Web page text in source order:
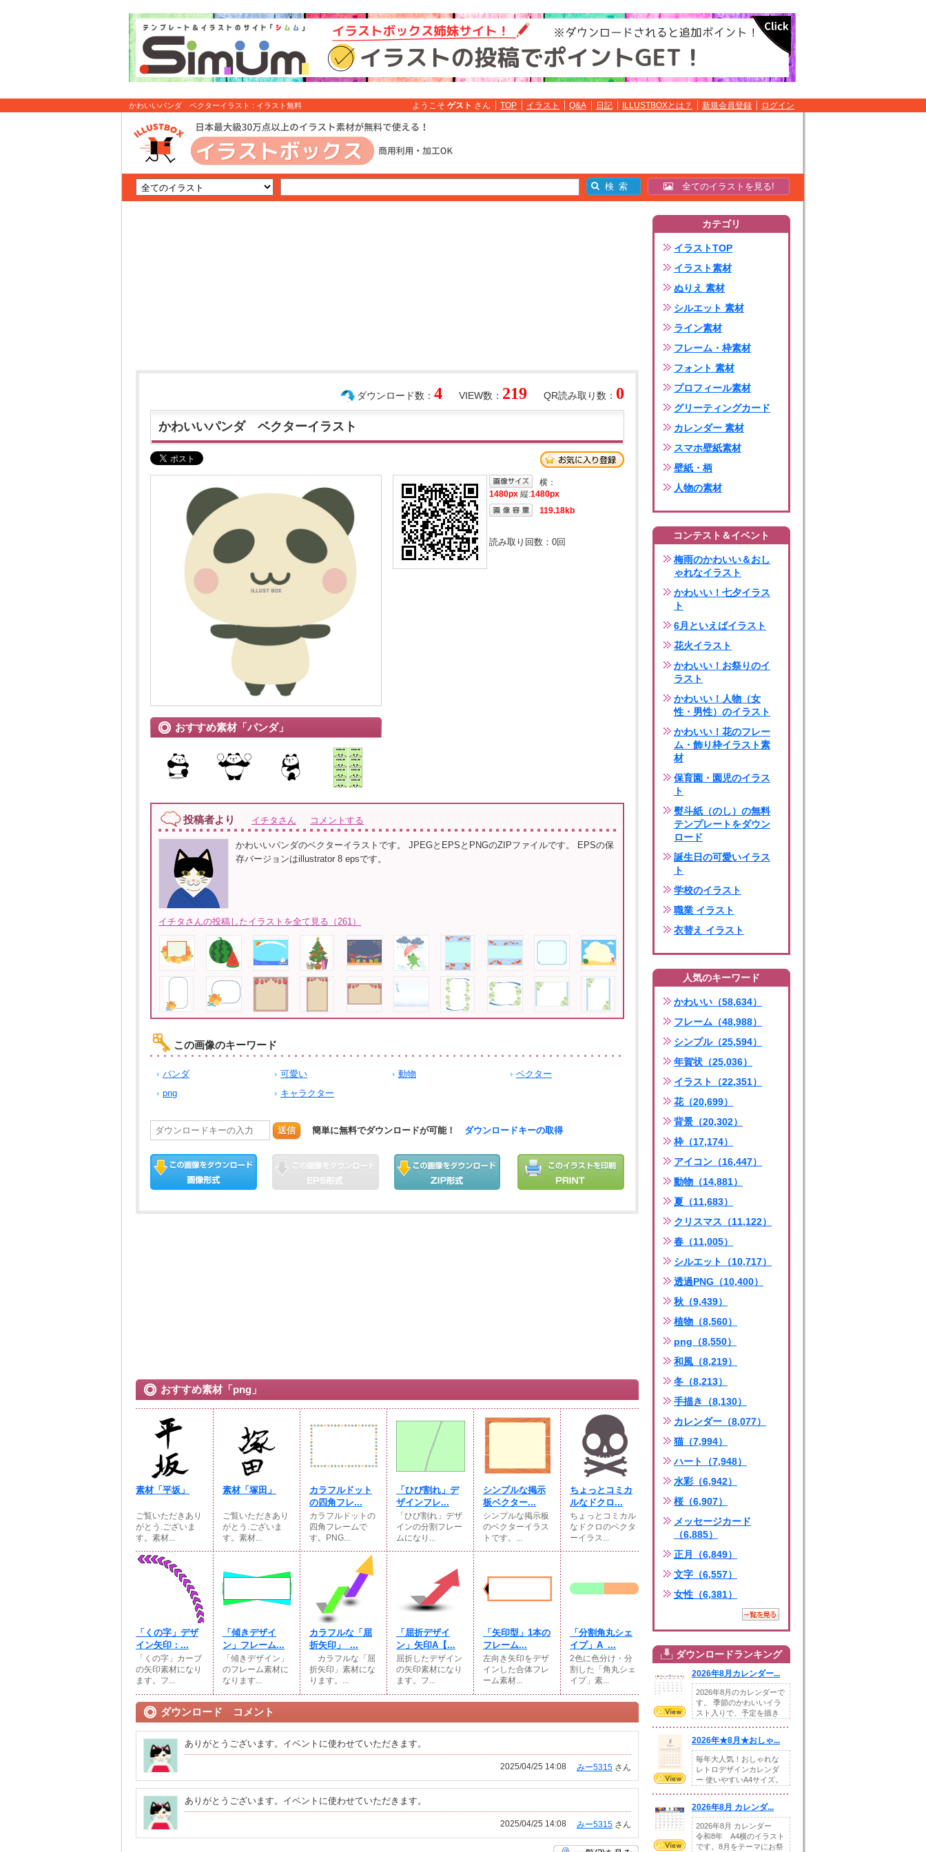
かわいいパンダ ベクターイラスト : イラスト無料 ようこそ ゲスト さん TOP イラスト Q&A 日記 ILLUSTBOXとは？ 新規会員登録 ログイン
全てのイラストを見る!
QR読み取り数： 0
VIEW数： 219
ダウンロード数： 4
かわいいパンダ ベクターイラスト
おすすめ素材「パンダ」
横：
1480px 縦:1480px
119.18kb
読み取り回数： 0回
投稿者より イチタさん コメントする
かわいいパンダのベクターイラストです。 JPEGとEPSとPNGのZIPファイルです。 EPSの保
存バージョンはillustrator 8 epsです。
イチタさんの投稿したイラストを全て見る（261）
この画像のキーワード
パンダ 可愛い 動物
ベクター
png
キャラクター
送信 簡単に無料でダウンロードが可能！ ダウンロードキーの取得
おすすめ素材「png」
素材「平坂」
ご覧いただきあり
がとう.ございま
す。素材...
素材「塚田」
ご覧いただきあり
がとう.ございま
す。素材...
カラフルドット
の四角フレ...
カラフルドットの
四角フレームで
す。PNG...
「ひび割れ」デ
ザインフレ...
「ひび割れ」デザ
インの分割フレー
ムになり...
シンプルな掲示
板ベクター...
シンプルな掲示板
のベクターイラス
トです。...
ちょっとコミカ
ルなドクロ...
ちょっとコミカル
なドクロのベクタ
ーイラス...
「くの字」デザ
イン矢印：...
「くの字」カーブ
の矢印素材になり
ます。フ...
「傾きデザイ
ン」フレーム...
「傾きデザイン」
のフレーム素材に
なります...
カラフルな「屈
折矢印」_...
カラフルな「屈
折矢印」素材にな
ります。...
「屈折デザイ
ン」矢印A【...
屈折したデザイン
の矢印素材になり
ます。フ...
「矢印型」1本の
フレーム...
左向き矢印をデザ
インした合体フレ
ーム素材...
「分割角丸シェ
イプ」A_...
2色に色分け・分
割した「角丸シェ
イプ」素...
ダウンロード コメント
ありがとうございます。イベントに使わせていただきます。
みー5315 さん
2025/04/25 14:08
ありがとうございます。イベントに使わせていただきます。
みー5315 さん
2025/04/25 14:08
カテゴリ
イラストTOP
イラスト素材
ぬりえ 素材
シルエット 素材
ライン素材
フレーム・枠素材
フォント 素材
プロフィール素材
グリーティングカード
カレンダー 素材
スマホ壁紙素材
壁紙・柄
人物の素材
コンテスト＆イベント
梅雨のかわいい＆おし
ゃれなイラスト
かわいい！七夕イラス
ト
6月といえばイラスト
花火イラスト
かわいい！お祭りのイ
ラスト
かわいい！人物（女
性・男性）のイラスト
かわいい！花のフレー
ム・飾り枠イラスト素
材
保育園・園児のイラス
ト
熨斗紙（のし）の無料
テンプレートをダウン
ロード
誕生日の可愛いイラス
ト
学校のイラスト
職業 イラスト
衣替え イラスト
人気のキーワード
かわいい（58,634）
フレーム（48,988）
シンプル（25,594）
年賀状（25,036）
イラスト（22,351）
花（20,699）
背景（20,302）
枠（17,174）
アイコン（16,447）
動物（14,881）
夏（11,683）
クリスマス（11,122）
春（11,005）
シルエット（10,717）
透過PNG（10,400）
秋（9,439）
植物（8,560）
png（8,550）
和風（8,219）
冬（8,213）
手描き（8,130）
カレンダー（8,077）
猫（7,994）
ハート（7,948）
水彩（6,942）
桜（6,907）
メッセージカード
（6,885）
正月（6,849）
文字（6,557）
女性（6,381）
ダウンロードランキング
2026年8月カレンダー...
2026年8月のカレンダーで
す。 季節のかわいいイラ
スト入りで、予定を描き
2026年★8月★おしゃ...
毎年大人気！おしゃれな
レトロデザインカレンダ
ー 使いやすいA4サイズ。
2026年8月 カレンダ...
2026年8月 カレンダー
令和8年 A4横のイラスト
です。8月をテーマにお祭